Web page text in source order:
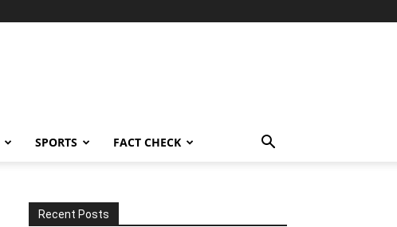
SPORTS FACT CHECK
Recent Posts